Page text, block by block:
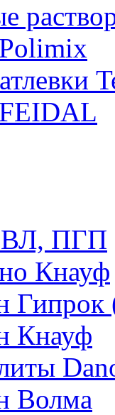
ПГП
Кнауф
Гипрок
Кнауф
Волма